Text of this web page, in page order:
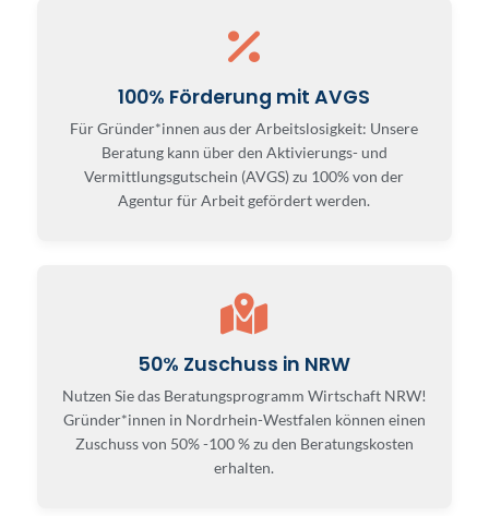
100% Förderung mit AVGS
Für Gründer*innen aus der Arbeitslosigkeit: Unsere
Beratung kann über den Aktivierungs- und
Vermittlungsgutschein (AVGS) zu 100% von der
Agentur für Arbeit gefördert werden.
50% Zuschuss in NRW
Nutzen Sie das Beratungsprogramm Wirtschaft NRW!
Gründer*innen in Nordrhein-Westfalen können einen
Zuschuss von 50% -100 % zu den Beratungskosten
erhalten.